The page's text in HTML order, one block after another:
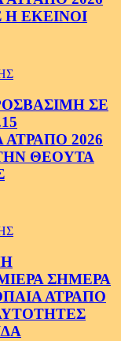
Η ΕΚΕΙΝΟΙ
ΣΕ
2026
ΘΕΟΥΤΑ
ΣΗΜΕΡΑ
ΑΤΡΑΠΟ